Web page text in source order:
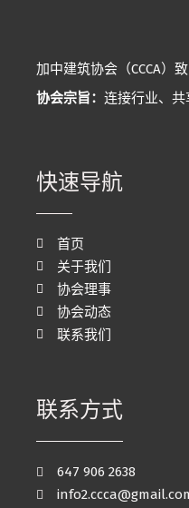
加中建筑协会（CCCA）
协会宗旨： 连接行业、
快速导航
首页
关于我们
协会理事
协会动态
联系我们
联系方式
647 906 2638